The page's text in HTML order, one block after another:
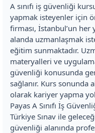
A sınıfı iş güvenliği
yapmak isteyenler için
firması, İstanbul’un
alanda uzmanlaşmak
eğitim sunmaktadır.
materyalleri ve
güvenliği konusunda
sağlanır. Kurs sonunda
olarak kariyer yapma
Payas A Sınıfı İş
Türkiye Sınav ile
güvenliği alanında